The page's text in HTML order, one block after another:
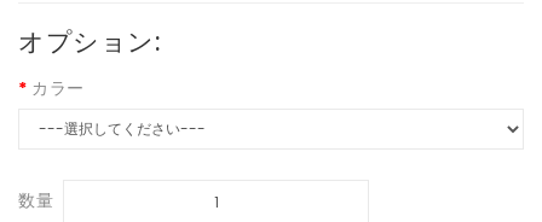
オプション:
カラー
数量